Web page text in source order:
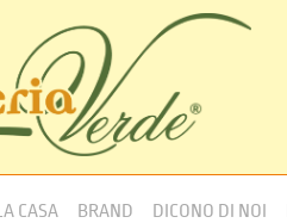
CASA BRAND DICONO DI NOI